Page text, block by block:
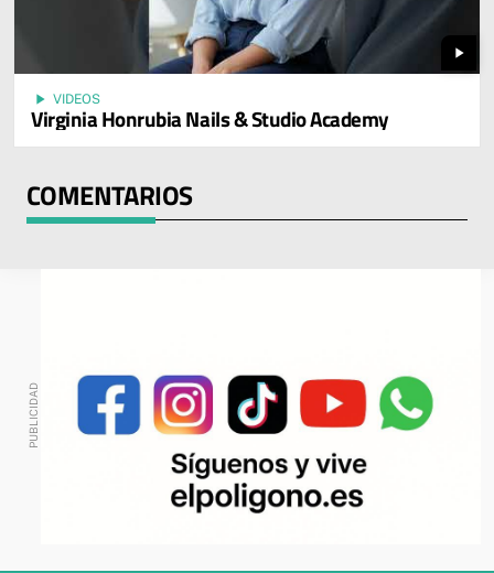
play_arrow
play_arrow VIDEOS
Virginia Honrubia Nails & Studio Academy
COMENTARIOS